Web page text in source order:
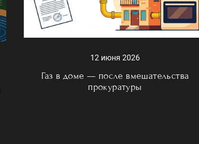
12 июня 2026
Газ в доме — после вмешательства
прокуратуры